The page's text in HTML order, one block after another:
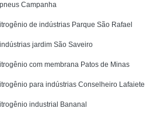
Campanha
de indústrias Parque São Rafael
jardim São Saveiro
com membrana Patos de Minas
para indústrias Conselheiro Lafaiete
industrial Bananal